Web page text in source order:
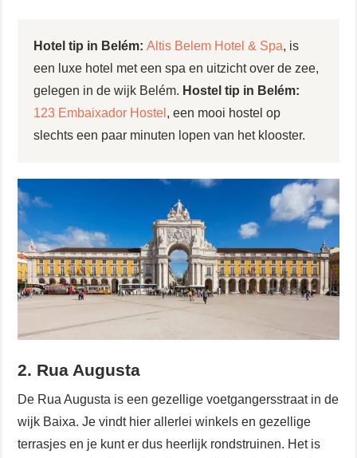
Hotel tip in Belém:Altis Belem Hotel & Spa, is
een luxe hotel met een spa en uitzicht over de zee,
gelegen in de wijk Belém. Hostel tip in Belém:
123 Embaixador Hostel , een mooi hostel op
slechts een paar minuten lopen van het klooster.
2. Rua Augusta
De Rua Augusta is een gezellige voetgangersstraat in de
wijk Baixa. Je vindt hier allerlei winkels en gezellige
terrasjes en je kunt er dus heerlijk rondstruinen. Het is